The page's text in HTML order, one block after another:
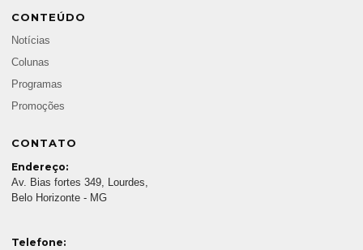
CONTEÚDO
Notícias
Colunas
Programas
Promoções
CONTATO
Endereço:
Av. Bias fortes 349, Lourdes,
Belo Horizonte - MG
Telefone: